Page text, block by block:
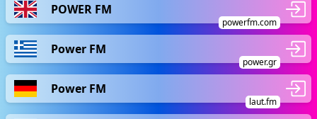
POWER FM
powerfm.com
Power FM
power.gr
Power FM
laut.fm